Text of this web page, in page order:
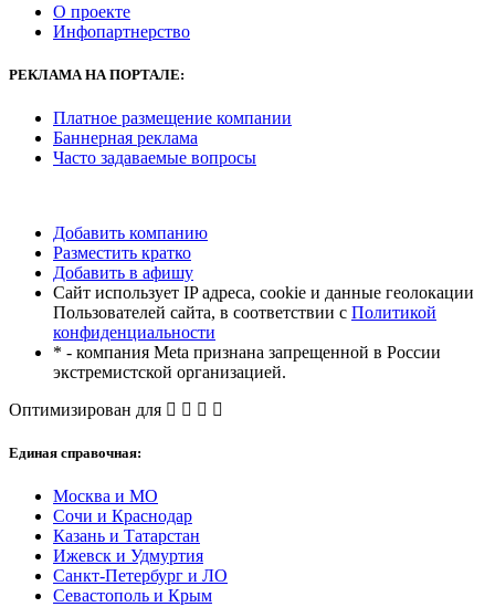
О проекте
Инфопартнерство
РЕКЛАМА НА ПОРТАЛЕ:
Платное размещение компании
Баннерная реклама
Часто задаваемые вопросы
Добавить компанию
Разместить кратко
Добавить в афишу
Сайт использует IP адреса, cookie и данные геолокации
Пользователей сайта, в соответствии с Политикой
конфиденциальности
* - компания Meta признана запрещенной в России
экстремистской организацией.
Оптимизирован для
Единая справочная:
Москва и МО
Сочи и Краснодар
Казань и Татарстан
Ижевск и Удмуртия
Санкт-Петербург и ЛО
Севастополь и Крым